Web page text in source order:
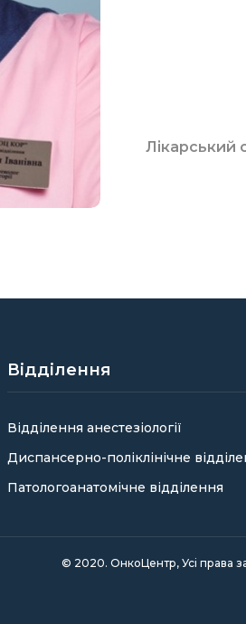
Лікарський
Відділення
Відділення анестезіології
Диспансерно-поліклінічне
Патологоанатомічне відділення
© 2020. ОнкоЦентр, Усі права